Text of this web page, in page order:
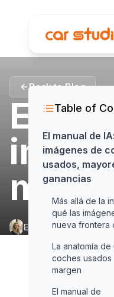
Back to Blog
El
Elena Aldridge•May
Table of
El manual de
imágenes de
usados,
ganancias
Más allá de la
qué las
nueva frontera
La anatomía
coches usados
margen
El manual de